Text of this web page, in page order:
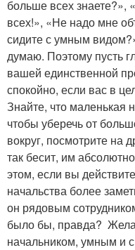
больше всех знаете?»,
всех!», «Не надо мне
сидите с умным
думаю. Поэтому пусть
вашей единственной
спокойно, если вас в
Знайте, что маленькая
чтобы уберечь от
вокруг, посмотрите на
так бесит, им
этом, если вы
начальства более
он рядовым
было бы, правда?
начальником, умным и